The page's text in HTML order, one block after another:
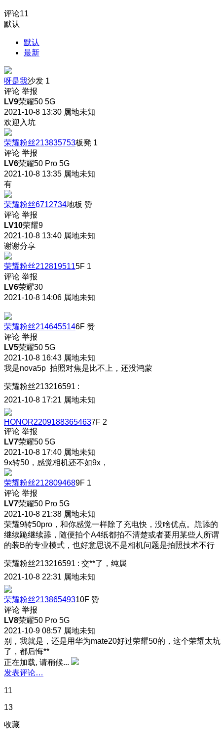
评论11
默认
默认
最新
呀是我沙发 1
评论 举报
LV9荣耀50 5G
2021-10-8 13:30 属地未知
欢迎入坑
荣耀粉丝213835753板凳 1
评论 举报
LV6荣耀50 Pro 5G
2021-10-8 13:35 属地未知
有
荣耀粉丝6712734地板 赞
评论 举报
LV10荣耀9
2021-10-8 13:40 属地未知
谢谢分享
荣耀粉丝2128195115F 1
评论 举报
LV6荣耀30
2021-10-8 14:06 属地未知
荣耀粉丝2146455146F 赞
评论 举报
LV5荣耀50 5G
2021-10-8 16:43 属地未知
我是nova5p 拍照对焦是比不上，还没鸿蒙
荣耀粉丝213216591 :
2021-10-8 17:21 属地未知
HONOR22091883654637F 2
评论 举报
LV7荣耀50 5G
2021-10-8 17:40 属地未知
9x转50，感觉相机还不如9x，
荣耀粉丝2128094689F 1
评论 举报
LV7荣耀50 Pro 5G
2021-10-8 21:38 属地未知
荣耀9转50pro，和你感觉一样除了充电快，没啥优点。跪舔的
继续跪继续舔，随便拍个A4纸都拍不清楚或者要用某些人所谓
的装B的专业模式，也好意思说不是相机问题是拍照技术不行
荣耀粉丝213216591 : 交**了，纯属
2021-10-8 22:31 属地未知
荣耀粉丝21386549310F 赞
评论 举报
LV8荣耀50 Pro 5G
2021-10-9 08:57 属地未知
别，我就是，还是用华为mate20好过荣耀50的，这个荣耀太坑
了，都后悔**
正在加载, 请稍候...
发表评论…
11
13
收藏